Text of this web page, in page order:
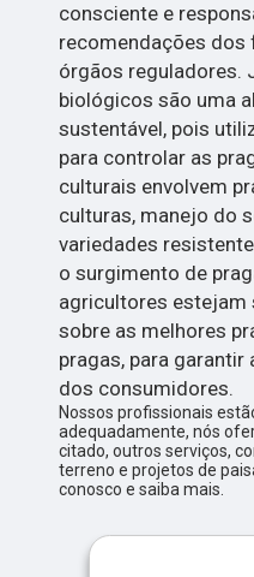
consciente e
recomendações dos
órgãos reguladores.
biológicos são uma
sustentável, pois
para controlar as
culturais envolvem
culturas, manejo do
variedades
o surgimento de
agricultores estejam
sobre as melhores
pragas, para garantir
dos consumidores.
Nossos profissionais
adequadamente, nós
citado, outros serviços,
terreno e projetos de
conosco e saiba mais.